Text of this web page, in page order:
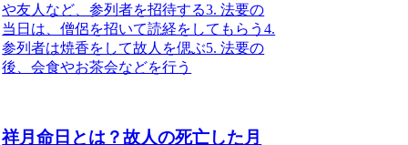
や友人など、参列者を招待する3. 法要の
当日は、僧侶を招いて読経をしてもらう4.
参列者は焼香をして故人を偲ぶ5. 法要の
後、会食やお茶会などを行う
祥月命日とは？故人の死亡した月